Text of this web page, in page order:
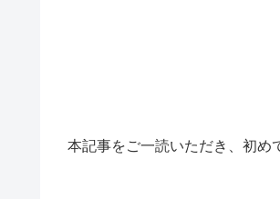
本記事をご一読いただき、初め